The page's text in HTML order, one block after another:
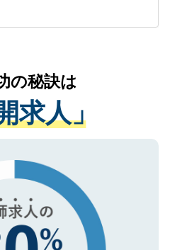
いたします。お預かりし
データはご本人の許可
り扱いについての厳密な
た事業者のみに付与され
マークを取得済みです。
してもご安心ください。
の医療機関の状況や紹介
ら、適切なアドバイスを
す。すぐにご転職をされ
的なサポートが可能です
ください。
の秘訣は
求人」